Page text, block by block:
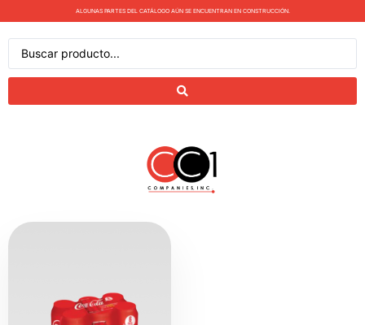
ALGUNAS PARTES DEL CATÁLOGO AÚN SE ENCUENTRAN EN CONSTRUCCIÓN.